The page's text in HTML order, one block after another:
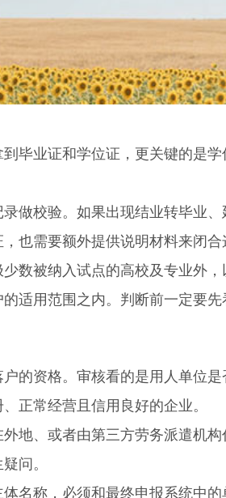
业证和学位证，更关键的是学
校验。如果出现结业转毕业、
也需要额外提供说明材料来闭合
少数被纳入试点的高校及专业外，
适用范围之内。判断前一定要先
资格。审核看的是用人单位是
正常经营且信用良好的企业。
、或者由第三方劳务派遣机构
问。
称，必须和最终申报系统中的